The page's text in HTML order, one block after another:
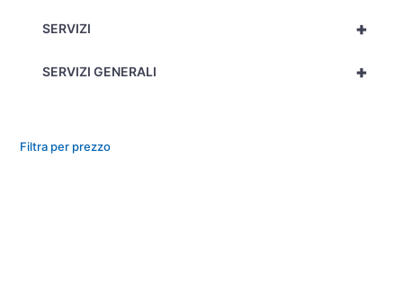
+
SERVIZI
+
SERVIZI GENERALI
Filtra per prezzo